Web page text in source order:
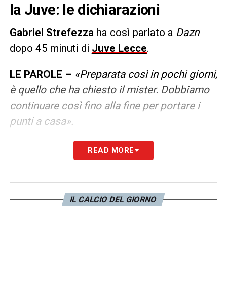
la Juve: le dichiarazioni
Gabriel Strefezzaha così parlato a Dazn
dopo 45 minuti di Juve Lecce.
LE PAROLE – «Preparata così in pochi giorni,
è quello che ha chiesto il mister. Dobbiamo
continuare così fino alla fine per portare i
punti a casa».
LA PLAYLIST DELLE NOSTRE TOP NEWS
READ MORE
IL CALCIO DEL GIORNO